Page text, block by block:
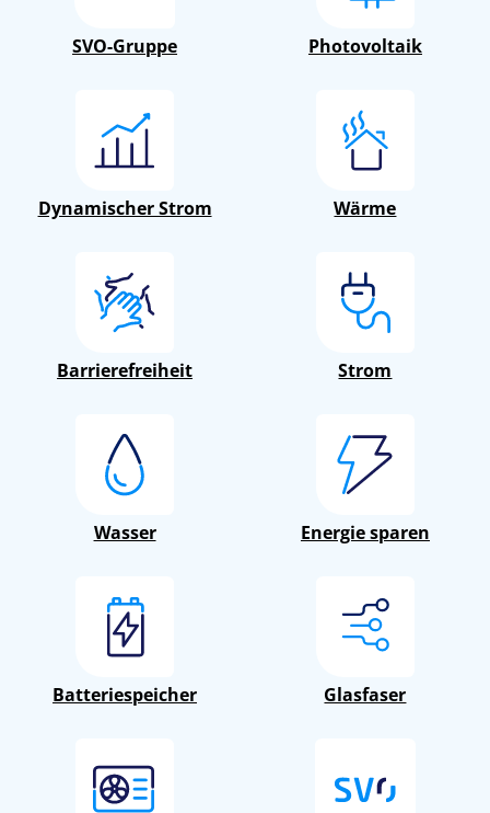
SVO-Gruppe Photovoltaik
Dynamischer Strom Wärme
Barrierefreiheit Strom
Wasser Energie sparen
Batteriespeicher Glasfaser